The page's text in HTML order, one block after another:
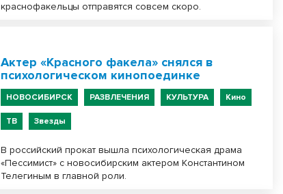
краснофакельцы отправятся совсем скоро.
Актер «Красного факела» снялся в
психологическом кинопоединке
НОВОСИБИРСК РАЗВЛЕЧЕНИЯ КУЛЬТУРА Кино
ТВ Звезды
В российский прокат вышла психологическая драма
«Пессимист» с новосибирским актером Константином
Телегиным в главной роли.